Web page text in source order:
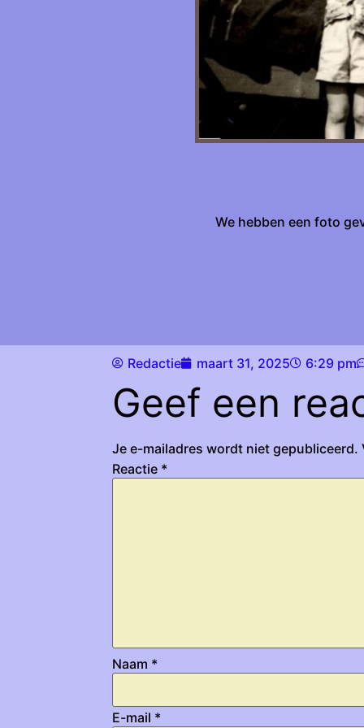
We hebben een foto
Redactie maart 31, 2025 6:29 pm
Geef een
Je e-mailadres wordt niet gepubliceerd.
Reactie *
Naam *
E-mail *